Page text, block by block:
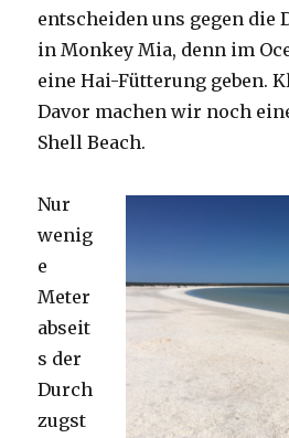
entscheiden uns gegen
in Monkey Mia, denn im
eine Hai-Fütterung geben.
Davor machen wir noch
Shell Beach.
Nur
wenig
e
Meter
abseit
s der
Durch
zugst